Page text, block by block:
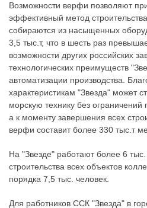
Возможности верфи позволяют
эффективный метод
собираются из насыщенных
3,5 тыс.т, что в шесть раз
возможности других российских
технологических преимуществ
автоматизации производства.
характеристикам "Звезда" может
морскую технику без
а к моменту завершения всех
верфи составит более 330 тыс.т
На "Звезде" работают более 6
строительства всех объектов
порядка 7,5 тыс. человек.
Для работников ССК "Звезда" в